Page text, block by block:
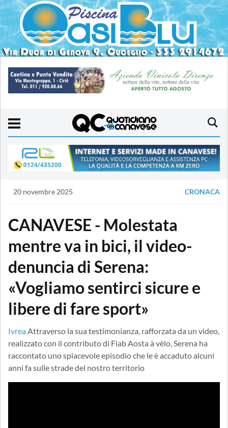
20 novembre 2025 CRONACA
CANAVESE - Molestata
mentre va in bici, il video-
denuncia di Serena:
«Vogliamo sentirci sicure e
libere di fare sport»
Ivrea Attraverso la sua testimonianza, rafforzata da un video,
realizzato con il contributo di Fiab Aosta à vèlo, Serena ha
raccontato uno spiacevole episodio che le è accaduto alcuni
anni fa sulle strade del nostro territorio